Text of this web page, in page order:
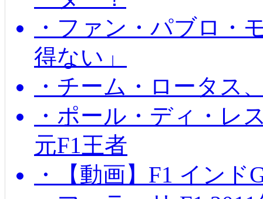
・ファン・パブロ・
得ない」
・チーム・ロータス
・ポール・ディ・レ
元F1王者
・【動画】F1 イン